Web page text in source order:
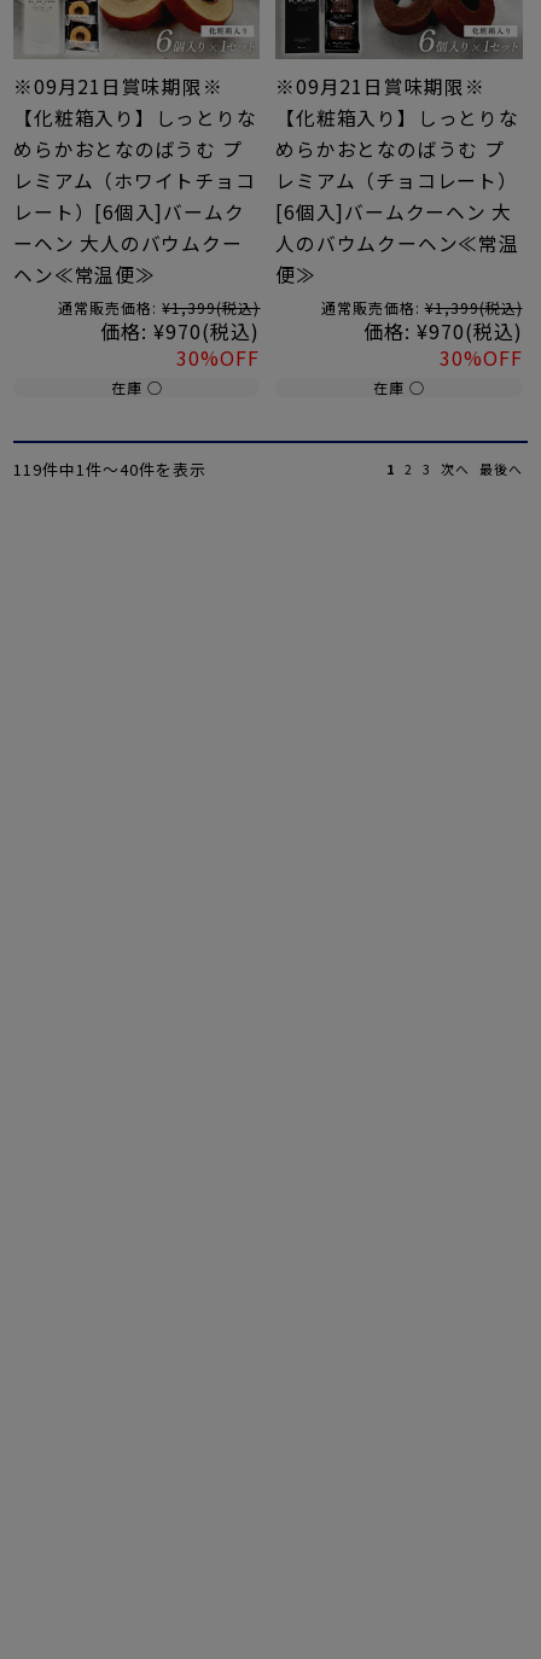
※09月21日賞味期限※
【化粧箱入り】しっとりな
めらかおとなのばうむ プ
レミアム（ホワイトチョコ
レート）[6個入]バームク
ーヘン 大人のバウムクー
ヘン≪常温便≫
通常販売価格: ¥1,399(税込)
価格: ¥970(税込)
30%OFF
在庫 ○
※09月21日賞味期限※
【化粧箱入り】しっとりな
めらかおとなのばうむ プ
レミアム（チョコレート）
[6個入]バームクーヘン 大
人のバウムクーヘン≪常温
便≫
通常販売価格: ¥1,399(税込)
価格: ¥970(税込)
30%OFF
在庫 ○
119件中1件〜40件を表示 1 2 3 次へ 最後へ